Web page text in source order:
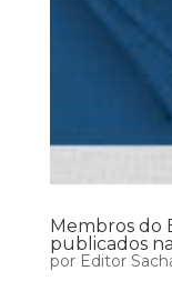
Membros do
publicados
por Editor